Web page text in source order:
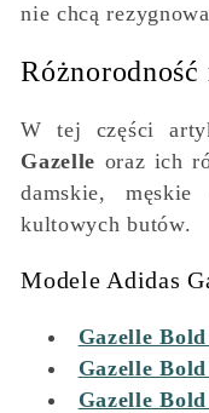
nie chcą
W tej części
Gazelle oraz ich
damskie,
kultowych butów.
Modele Adidas
Gazelle
Gazelle
Gazelle